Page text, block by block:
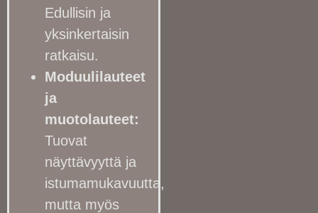
Edullisin ja
yksinkertaisin
ratkaisu.
Moduulilauteet
ja
muotolauteet:
Tuovat
näyttävyyttä ja
istumamukavuutta,
mutta myös